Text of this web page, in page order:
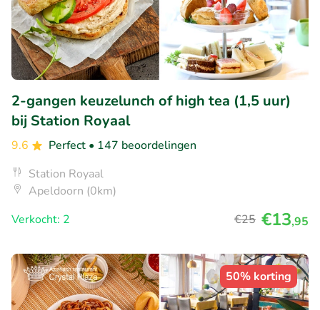
2-gangen keuzelunch of high tea (1,5 uur)
bij Station Royaal
9.6 Perfect • 147 beoordelingen
Station Royaal
Apeldoorn (0km)
Verkocht: 2
€25 €13,95
50% korting